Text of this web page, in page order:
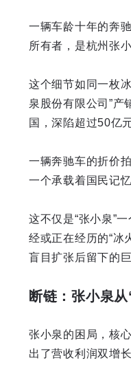
一辆车龄十年的奔
所有者，是杭州张
这个细节如同一枚
泉股份有限公司”产
国，深陷超过50亿
一辆奔驰车的折价
一个承载着国民记
这不仅是“张小泉”
经或正在经历的“冰
盲目扩张后留下的
断链：张小泉
张小泉的困局，核
出了营收利润双增